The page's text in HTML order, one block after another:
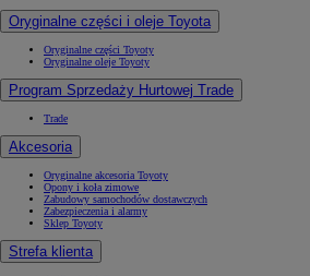
Oryginalne części i oleje Toyota
Oryginalne części Toyoty
Oryginalne oleje Toyoty
Program Sprzedaży Hurtowej Trade
Trade
Akcesoria
Oryginalne akcesoria Toyoty
Opony i koła zimowe
Zabudowy samochodów dostawczych
Zabezpieczenia i alarmy
Sklep Toyoty
Strefa klienta